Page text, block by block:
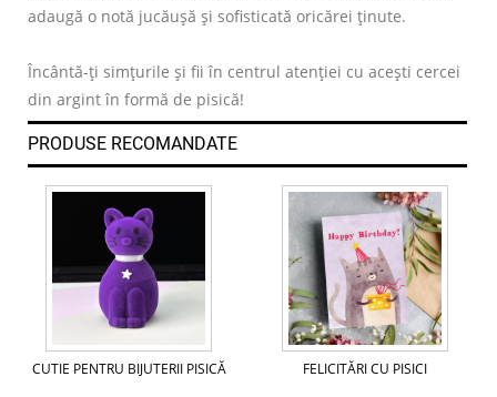
adaugă o notă jucăușă și sofisticată oricărei ținute.
Încântă-ți simțurile și fii în centrul atenției cu acești cercei
din argint în formă de pisică!
PRODUSE RECOMANDATE
CUTIE PENTRU BIJUTERII PISICĂ FELICITĂRI CU PISICI